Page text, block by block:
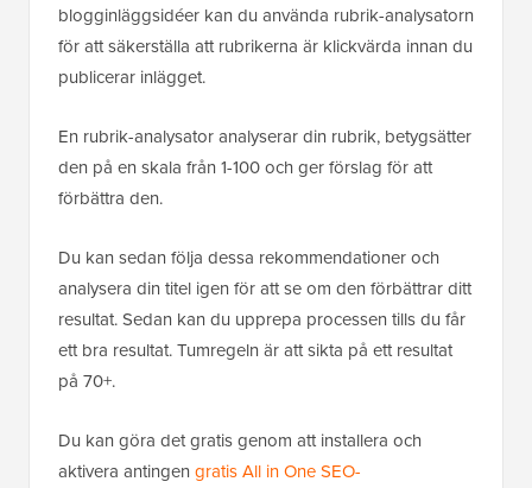
blogginläggsidéer kan du använda rubrik-analysatorn
för att säkerställa att rubrikerna är klickvärda innan du
publicerar inlägget.
En rubrik-analysator analyserar din rubrik, betygsätter
den på en skala från 1-100 och ger förslag för att
förbättra den.
Du kan sedan följa dessa rekommendationer och
analysera din titel igen för att se om den förbättrar ditt
resultat. Sedan kan du upprepa processen tills du får
ett bra resultat. Tumregeln är att sikta på ett resultat
på 70+.
Du kan göra det gratis genom att installera och
aktivera antingen gratis All in One SEO-